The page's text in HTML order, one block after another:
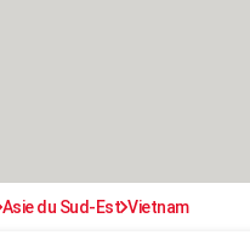
Asie du Sud-Est Vietnam